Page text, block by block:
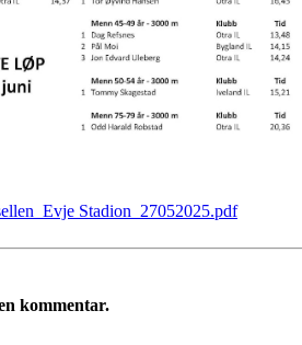
Stadion_27052025.pdf
kommentar.